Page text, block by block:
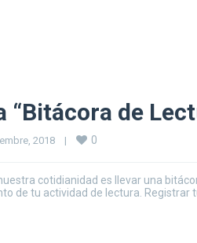
de
2018 | 0
cotidianidad es llevar una
de tu actividad de lectura. Registrar